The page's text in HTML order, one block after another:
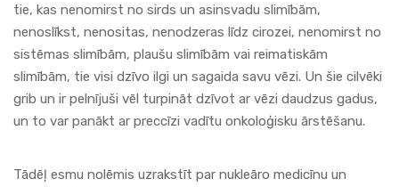
tie, kas nenomirst no sirds un asinsvadu slimībām,
nenoslīkst, nenositas, nenodzeras līdz cirozei, nenomirst no
sistēmas slimībām, plaušu slimībām vai reimatiskām
slimībām, tie visi dzīvo ilgi un sagaida savu vēzi. Un šie cilvēki
grib un ir pelnījuši vēl turpināt dzīvot ar vēzi daudzus gadus,
un to var panākt ar preccīzi vadītu onkoloģisku ārstēšanu.
Tādēļ esmu nolēmis uzrakstīt par nukleāro medicīnu un